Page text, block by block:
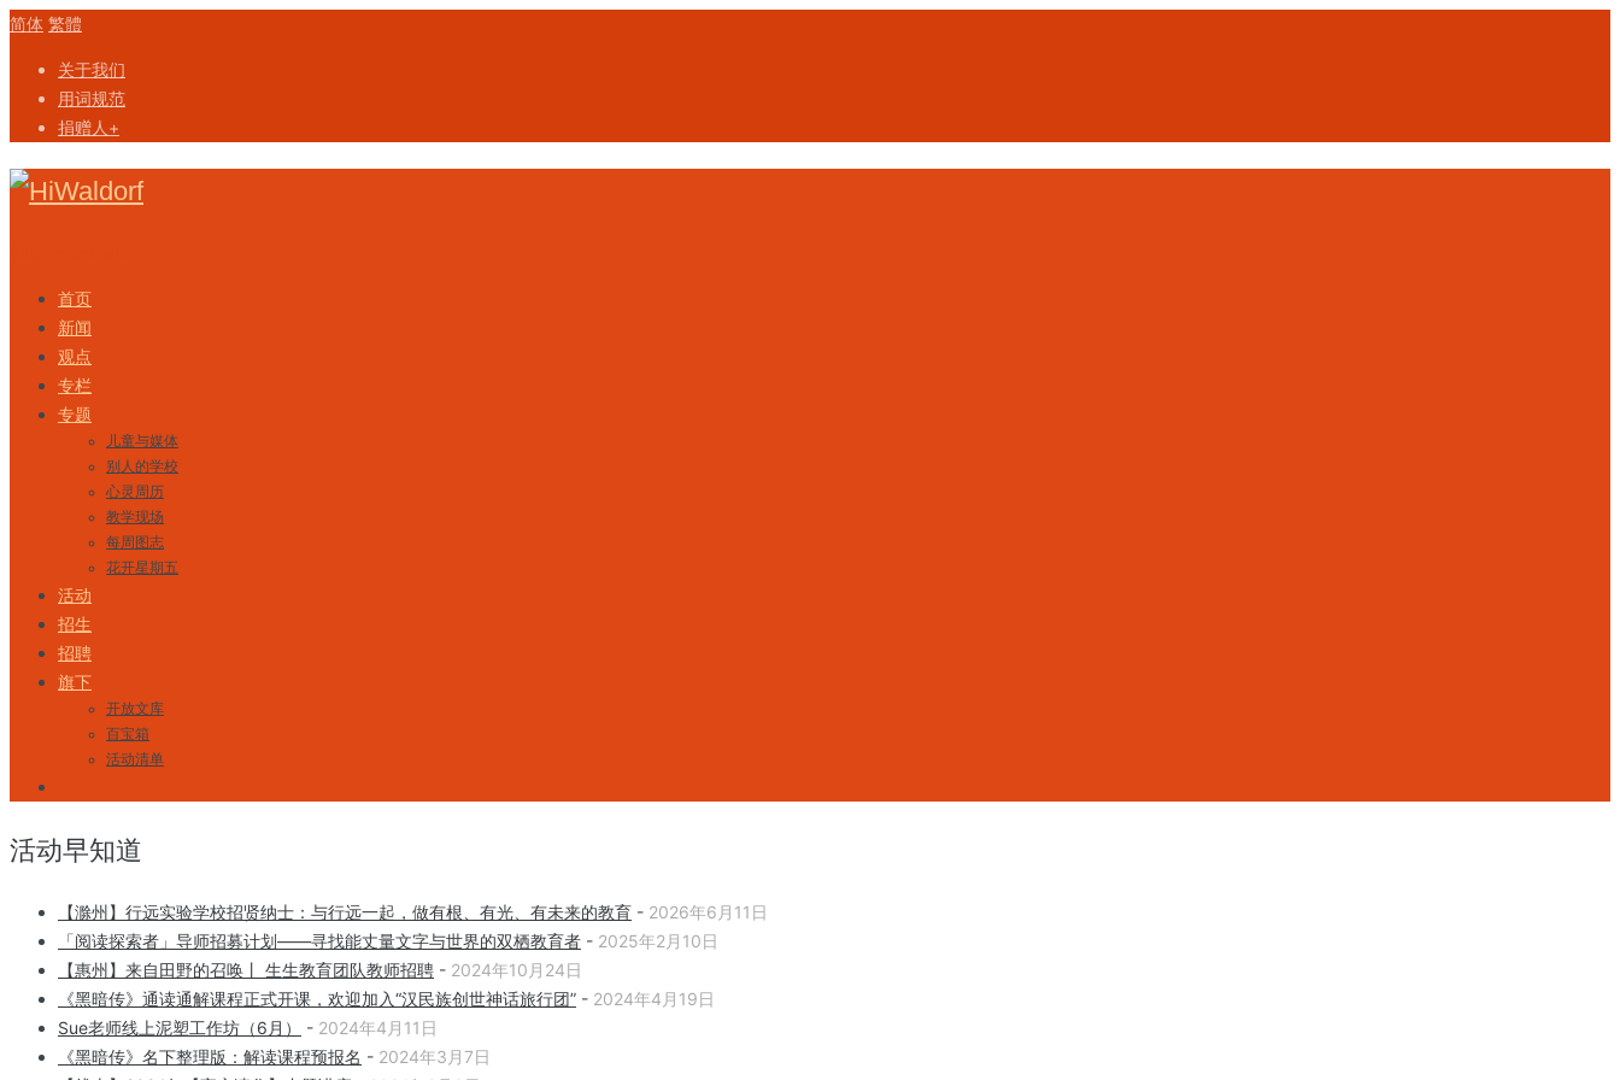
简体 繁體
关于我们
用词规范
捐赠人+
首页
新闻
观点
专栏
专题
儿童与媒体
别人的学校
心灵周历
教学现场
每周图志
花开星期五
活动
招生
招聘
旗下
开放文库
百宝箱
活动清单
活动早知道
【滁州】行远实验学校招贤纳士：与行远一起，做有根、有光、有未来的教育 - 2026年6月11日
「阅读探索者」导师招募计划——寻找能丈量文字与世界的双栖教育者 - 2025年2月10日
【惠州】来自田野的召唤丨 生生教育团队教师招聘 - 2024年10月24日
《黑暗传》通读通解课程正式开课，欢迎加入“汉民族创世神话旅行团” - 2024年4月19日
Sue老师线上泥塑工作坊（6月）
- 2024年4月11日
《黑暗传》名下整理版：解读课程预报名 - 2024年3月7日